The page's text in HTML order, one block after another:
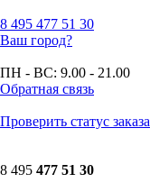
8 495 477 51 30
Ваш город?
ПН - ВС: 9.00 - 21.00
Обратная связь
Проверить статус заказа
8 495 477 51 30